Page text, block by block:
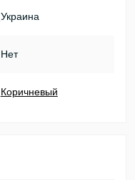
Украина
Нет
Коричневый